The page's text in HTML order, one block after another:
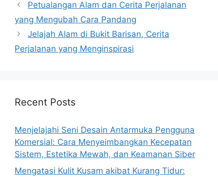
Petualangan Alam dan Cerita Perjalanan
yang Mengubah Cara Pandang
Jelajah Alam di Bukit Barisan, Cerita
Perjalanan yang Menginspirasi
Recent Posts
Menjelajahi Seni Desain Antarmuka Pengguna
Komersial: Cara Menyeimbangkan Kecepatan
Sistem, Estetika Mewah, dan Keamanan Siber
Mengatasi Kulit Kusam akibat Kurang Tidur: